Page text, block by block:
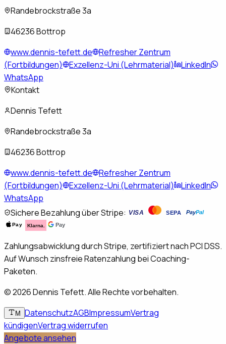
Randebrockstraße 3a
46236 Bottrop
www.dennis-tefett.de
Refresher Zentrum
(Fortbildungen)
Exzellenz-Uni (Lehrmaterial)
LinkedIn
WhatsApp
Kontakt
Dennis Tefett
Randebrockstraße 3a
46236 Bottrop
www.dennis-tefett.de
Refresher Zentrum
(Fortbildungen)
Exzellenz-Uni (Lehrmaterial)
LinkedIn
WhatsApp
Sichere Bezahlung über Stripe: VISA SEPA PayPal
Pay Klarna. Pay
Zahlungsabwicklung durch Stripe, zertifiziert nach PCI DSS.
Auf Wunsch zinsfreie Ratenzahlung bei Coaching-
Paketen.
©2026Dennis Tefett. Alle Rechte vorbehalten.
M DatenschutzAGBImpressumVertrag
kündigenVertrag widerrufen
Angebote ansehen